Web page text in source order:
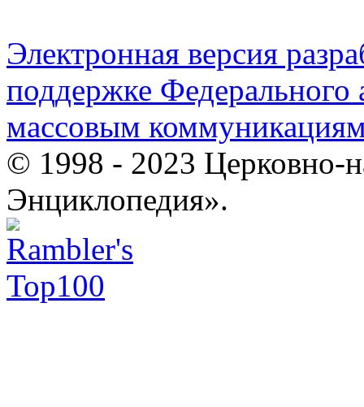
Электронная версия
поддержке Федерального
массовым
© 1998 - 2023 Церковно-
Энциклопедия».